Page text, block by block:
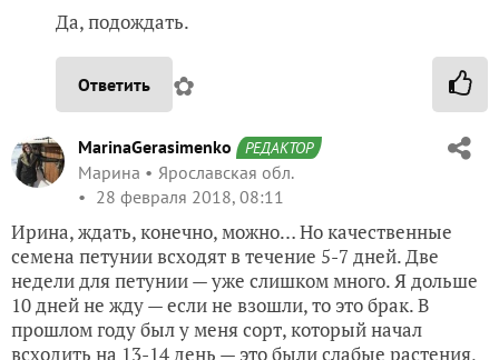
Да, подождать.
Ответить ✿
MarinaGerasimenko РЕДАКТОР
Марина
Ярославская обл.
28 февраля 2018, 08:11
Ирина, ждать, конечно, можно… Но качественные
семена петунии всходят в течение 5-7 дней. Две
недели для петунии — уже слишком много. Я дольше
10 дней не жду — если не взошли, то это брак. В
прошлом году был у меня сорт, который начал
всходить на 13-14 день — это были слабые растения,